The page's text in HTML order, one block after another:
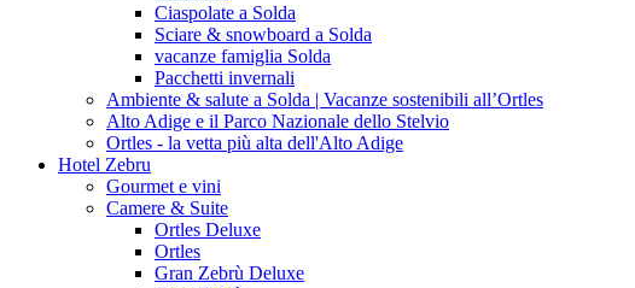
Ciaspolate a Solda
Sciare & snowboard a Solda
vacanze famiglia Solda
Pacchetti invernali
Ambiente & salute a Solda | Vacanze sostenibili all’Ortles
Alto Adige e il Parco Nazionale dello Stelvio
Ortles - la vetta più alta dell'Alto Adige
Hotel Zebru
Gourmet e vini
Camere & Suite
Ortles Deluxe
Ortles
Gran Zebrù Deluxe